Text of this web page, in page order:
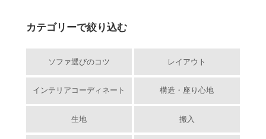
カテゴリーで絞り込む
ソファ選びのコツ レイアウト
インテリアコーディネート 構造・座り心地
生地 搬入